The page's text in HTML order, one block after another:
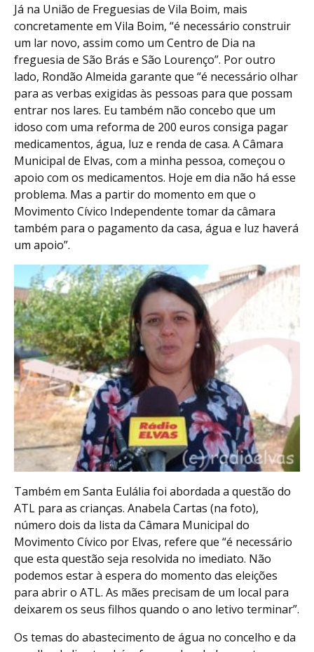
Já na União de Freguesias de Vila Boim, mais
concretamente em Vila Boim, “é necessário construir
um lar novo, assim como um Centro de Dia na
freguesia de São Brás e São Lourenço”. Por outro
lado, Rondão Almeida garante que “é necessário olhar
para as verbas exigidas às pessoas para que possam
entrar nos lares. Eu também não concebo que um
idoso com uma reforma de 200 euros consiga pagar
medicamentos, água, luz e renda de casa. A Câmara
Municipal de Elvas, com a minha pessoa, começou o
apoio com os medicamentos. Hoje em dia não há esse
problema. Mas a partir do momento em que o
Movimento Cívico Independente tomar da câmara
também para o pagamento da casa, água e luz haverá
um apoio”.
Também em Santa Eulália foi abordada a questão do
ATL para as crianças. Anabela Cartas (na foto),
número dois da lista da Câmara Municipal do
Movimento Cívico por Elvas, refere que “é necessário
que esta questão seja resolvida no imediato. Não
podemos estar à espera do momento das eleições
para abrir o ATL. As mães precisam de um local para
deixarem os seus filhos quando o ano letivo terminar”.
Os temas do abastecimento de água no concelho e da